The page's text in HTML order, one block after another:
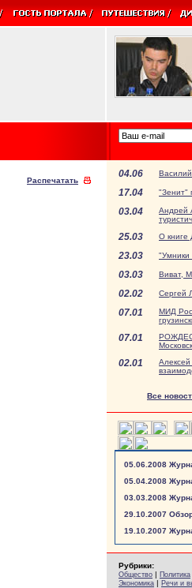
Распечатать
04.06
17.04 "Зенит"
03.04
Андрей
25.03 О книге
23.03 "Умники
03.03 Виват,
02.02 Сергей
07.01
МИД
07.01
02.01
Все
05.06.2008
05.04.2008
03.03.2008
29.10.2007
19.10.2007
Рубрики:
Общество | Политика
Экономика | Речи и